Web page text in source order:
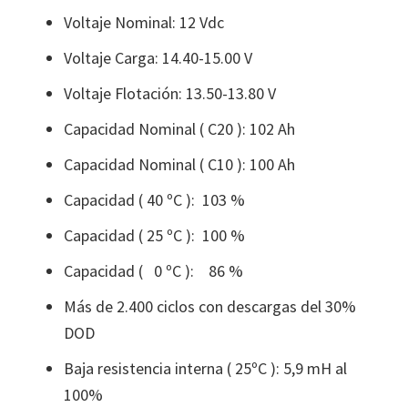
Voltaje Nominal: 12 Vdc
Voltaje Carga: 14.40-15.00 V
Voltaje Flotación: 13.50-13.80 V
Capacidad Nominal ( C20 ): 102 Ah
Capacidad Nominal ( C10 ): 100 Ah
Capacidad ( 40 ºC ): 103 %
Capacidad ( 25 ºC ): 100 %
Capacidad ( 0 ºC ): 86 %
Más de 2.400 ciclos con descargas del 30%
DOD
Baja resistencia interna ( 25ºC ): 5,9 mH al
100%